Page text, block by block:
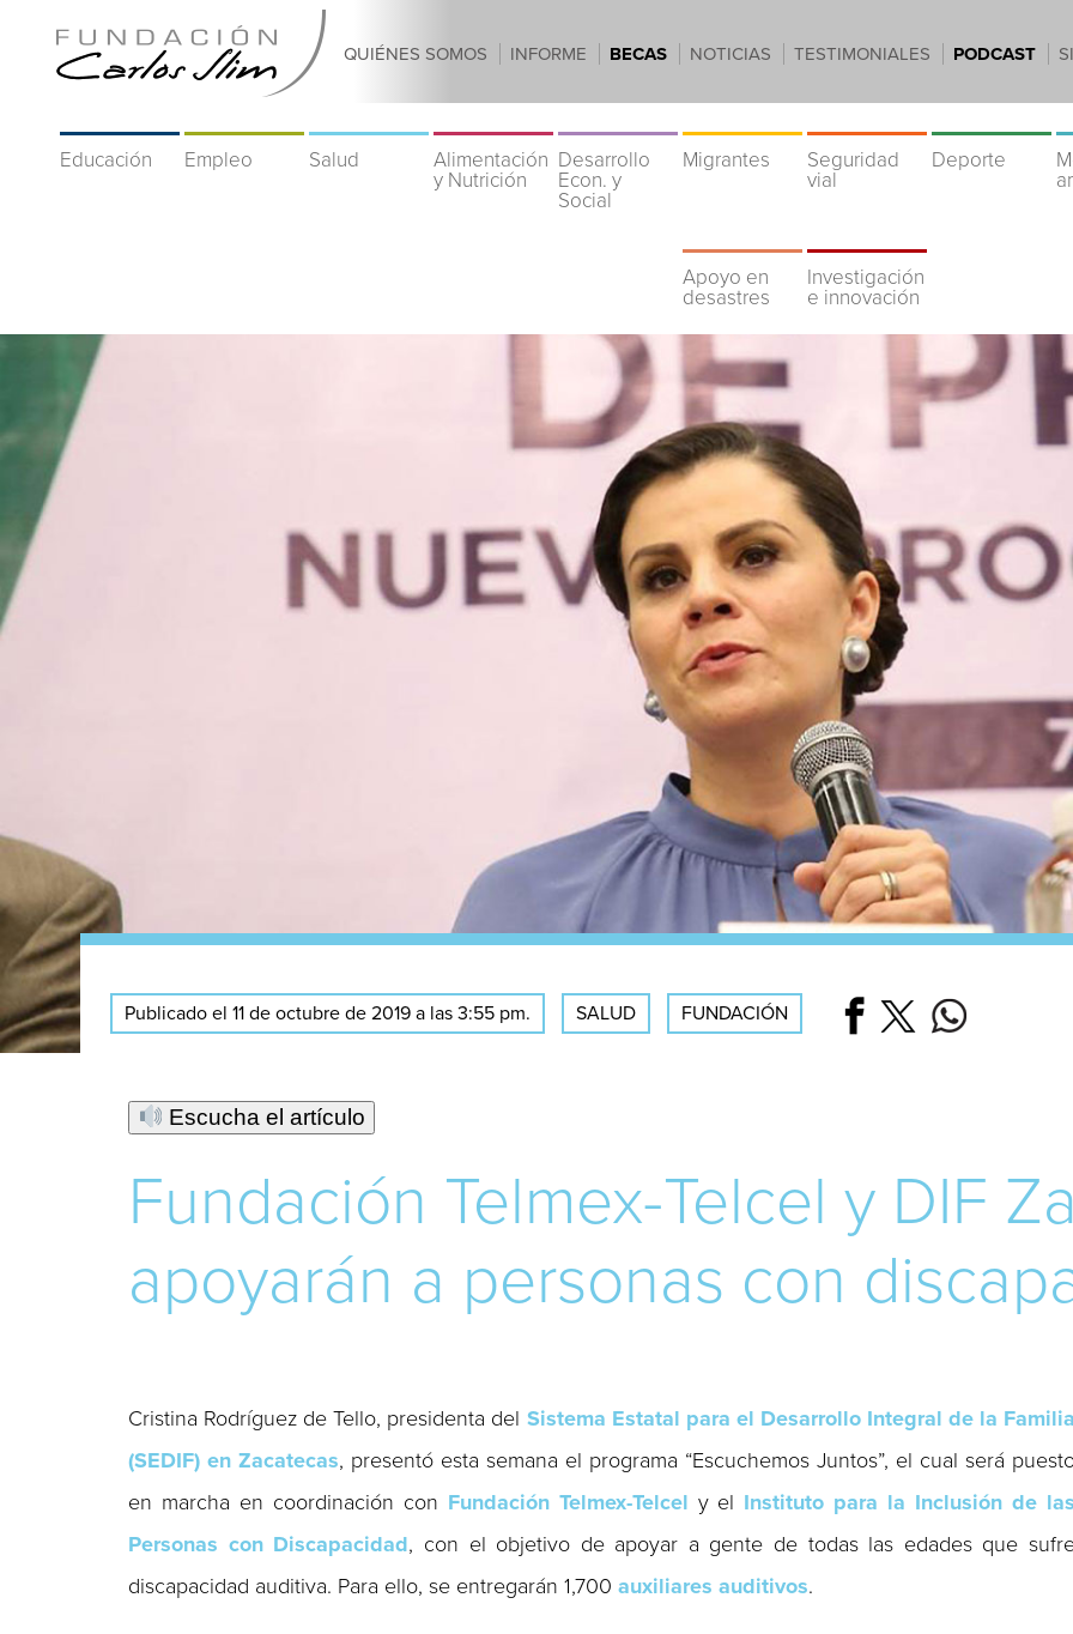
QUIÉNES SOMOS INFORME BECAS NOTICIAS TESTIMONIALES PODCAST
Educación Empleo Salud
Alimentación
y Nutrición
Desarrollo
Econ. y
Social
Migrantes
Seguridad
vial
Deporte
Apoyo en
desastres
Investigación
e innovación
Publicado el 11 de octubre de 2019 a las 3:55 pm. SALUD FUNDACIÓN
Escucha el artículo
Fundación Telmex-Telcel y DIF
apoyarán a personas con
Cristina Rodríguez de Tello, presidenta del Sistema Estatal para el Desarrollo Integral de la
(SEDIF) en Zacatecas, presentó esta semana el programa “Escuchemos Juntos”, el cual será
en marcha en coordinación con Fundación Telmex-Telcel y el Instituto para la Inclusión de
Personas con Discapacidad, con el objetivo de apoyar a gente de todas las edades que
discapacidad auditiva. Para ello, se entregarán 1,700auxiliares auditivos.